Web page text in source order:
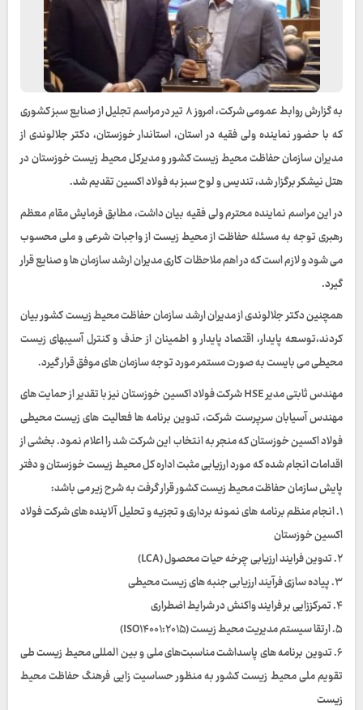
به گزارش روابط عمومی شرکت، امروز ۸ تیر در مراسم تجلیل از صنایع سبز کشوری
که با حضور نماینده ولی فقیه در استان، استاندار خوزستان، دکتر جلالوندی از
مدیران سازمان حفاظت محیط زیست کشور و مدیرکل محیط زیست خوزستان در
هتل نیشکر برگزار شد، تندیس و لوح سبز به فولاد اکسین تقدیم شد.
در این مراسم نماینده محترم ولی فقیه بیان داشت، مطابق فرمایش مقام معظم
رهبری توجه به مسئله حفاظت از محیط زیست از واجبات شرعی و ملی محسوب
می شود و لازم است که در اهم ملاحظات کاری مدیران ارشد سازمان ها و صنایع قرار
گیرد.
همچنین دکتر جلالوندی از مدیران ارشد سازمان حفاظت محیط زیست کشور بیان
کردند،توسعه پایدار، اقتصاد پایدار و اطمینان از حذف و کنترل آسیبهای زیست
محیطی می بایست به صورت مستمر مورد توجه سازمان های موفق قرار گیرد.
مهندس ثابتی مدیر HSE شرکت فولاد اکسین خوزستان نیز با تقدیر از حمایت های
مهندس آسیابان سرپرست شرکت، تدوین برنامه ها فعالیت های زیست محیطی
فولاد اکسین خوزستان که منجر به انتخاب این شرکت شد را اعلام نمود. بخشی از
اقدامات انجام شده که مورد ارزیابی مثبت اداره کل محیط زیست خوزستان و دفتر
پایش سازمان حفاظت محیط زیست کشور قرار گرفت به شرح زیر می باشد:
۱. انجام منظم برنامه های نمونه برداری و تجزیه و تحلیل آلاینده های شرکت فولاد
اکسین خوزستان
۲. تدوین فرایند ارزیابی چرخه حیات محصول (LCA)
۳. پیاده سازی فرآیند ارزیابی جنبه های زیست محیطی
۴. تمرکززایی بر فرایند واکنش در شرایط اضطراری
۵. ارتقا سیستم مدیریت محیط زیست (ISO۱۴۰۰۱:۲۰۱۵)
۶. تدوین برنامه های پاسداشت مناسبت‌های ملی و بین المللی محیط زیست طی
تقویم ملی محیط زیست کشور به منظور حساسیت زایی فرهنگ حفاظت محیط
زیست